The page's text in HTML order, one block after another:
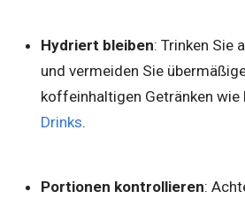
Hydriert bleiben: Trinken Sie
und vermeiden Sie
koffeinhaltigen Getränken wie
Drinks.
Portionen kontrollieren: